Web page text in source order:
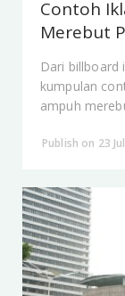
Contoh
Merebut
Dari billboard
kumpulan
ampuh
Publish on 23